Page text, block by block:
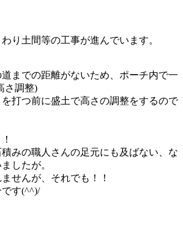
り土間等の工事が進んでいます。
までの距離がないため、ポーチ内で一
さ調整)
打つ前に盛土で高さの調整をするので
みの職人さんの足元にも及ばない、な
したが。
せんが、それでも！！
す(^^)/